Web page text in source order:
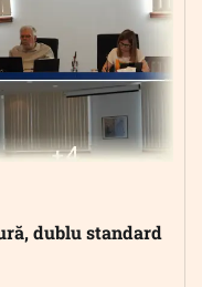
dublu standard